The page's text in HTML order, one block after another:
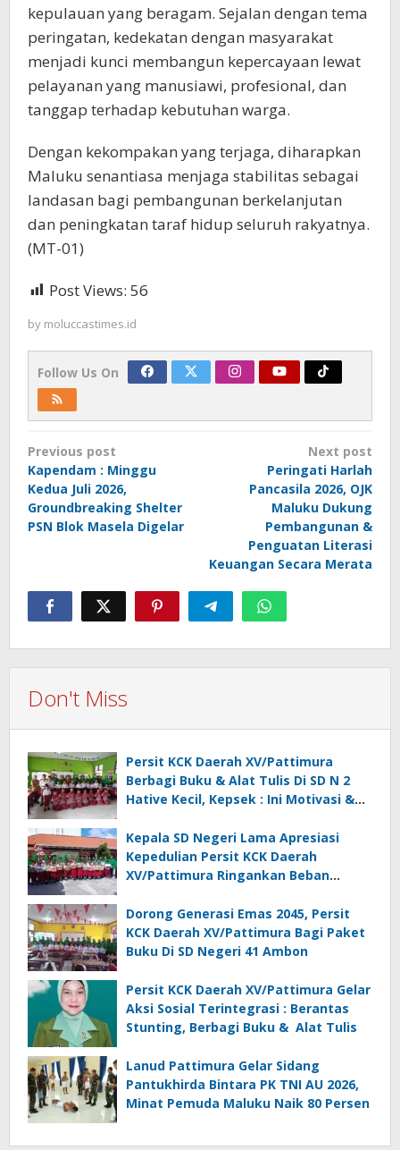
kepulauan yang beragam. Sejalan dengan tema
peringatan, kedekatan dengan masyarakat
menjadi kunci membangun kepercayaan lewat
pelayanan yang manusiawi, profesional, dan
tanggap terhadap kebutuhan warga.
Dengan kekompakan yang terjaga, diharapkan
Maluku senantiasa menjaga stabilitas sebagai
landasan bagi pembangunan berkelanjutan
dan peningkatan taraf hidup seluruh rakyatnya.
(MT-01)
Post Views: 56
by moluccastimes.id
Follow Us On
Post
navigation
Previous post
Kapendam : Minggu
Kedua Juli 2026,
Groundbreaking Shelter
PSN Blok Masela Digelar
Next post
Peringati Harlah
Pancasila 2026, OJK
Maluku Dukung
Pembangunan &
Penguatan Literasi
Keuangan Secara Merata
Don't Miss
Persit KCK Daerah XV/Pattimura
Berbagi Buku & Alat Tulis Di SD N 2
Hative Kecil, Kepsek : Ini Motivasi &
Kepala SD Negeri Lama Apresiasi
Kepedulian Persit KCK Daerah
XV/Pattimura Ringankan Beban
Dorong Generasi Emas 2045, Persit
KCK Daerah XV/Pattimura Bagi Paket
Buku Di SD Negeri 41 Ambon
Persit KCK Daerah XV/Pattimura Gelar
Aksi Sosial Terintegrasi : Berantas
Stunting, Berbagi Buku & Alat Tulis
Lanud Pattimura Gelar Sidang
Pantukhirda Bintara PK TNI AU 2026,
Minat Pemuda Maluku Naik 80 Persen